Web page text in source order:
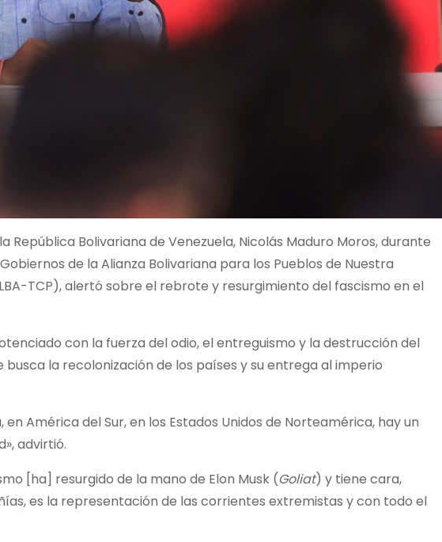
República Bolivariana de Venezuela, Nicolás Maduro Moros, durante
de la Alianza Bolivariana para los Pueblos de Nuestra
TCP), alertó sobre el rebrote y resurgimiento del fascismo en el
con la fuerza del odio, el entreguismo y la destrucción del
busca la recolonización de los países y su entrega al imperio
América del Sur, en los Estados Unidos de Norteamérica, hay un
advirtió.
[ha] resurgido de la mano de Elon Musk (Goliat) y tiene cara,
es la representación de las corrientes extremistas y con todo el